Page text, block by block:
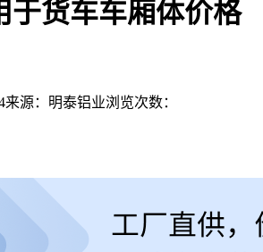
于货车车厢体价格
来源：明泰铝业浏览次数：